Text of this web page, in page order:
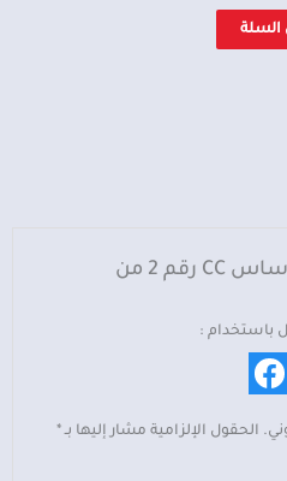
السلة
كن أول من يقيم “كريم أساس CC رقم 2 من
باستخدام :
الحقول الإلزامية مشار إليها بـ*